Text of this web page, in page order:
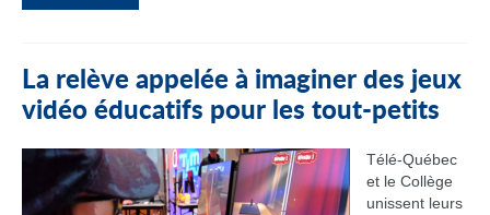
La relève appelée à imaginer des jeux
vidéo éducatifs pour les tout-petits
Télé-Québec
et le Collège
unissent leurs